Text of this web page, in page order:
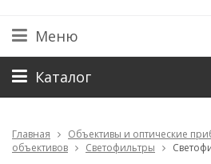
Меню
Каталог
Главная Объективы и оптические
объективов
Светофильтры